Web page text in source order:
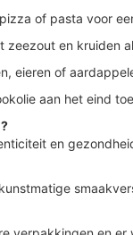
of pasta voor
zeezout en kruiden
eieren of
aan het eind
en